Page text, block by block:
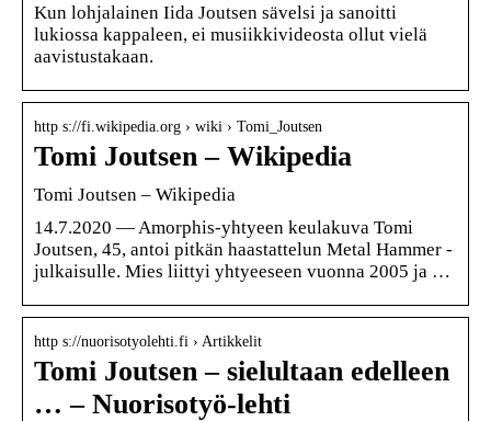
Kun lohjalainen Iida Joutsen sävelsi ja sanoitti
lukiossa kappaleen, ei musiikkivideosta ollut vielä
aavistustakaan.
http s://fi.wikipedia.org › wiki › Tomi_Joutsen
Tomi Joutsen – Wikipedia
Tomi Joutsen – Wikipedia
14.7.2020 — Amorphis-yhtyeen keulakuva Tomi
Joutsen, 45, antoi pitkän haastattelun Metal Hammer -
julkaisulle. Mies liittyi yhtyeeseen vuonna 2005 ja …
http s://nuorisotyolehti.fi › Artikkelit
Tomi Joutsen – sielultaan edelleen
… – Nuorisotyö-lehti